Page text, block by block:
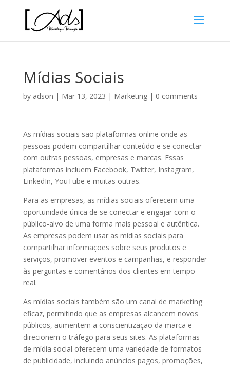
Mídias Sociais
by adson | Mar 13, 2023 | Marketing| 0 comments
As mídias sociais são plataformas online onde as
pessoas podem compartilhar conteúdo e se conectar
com outras pessoas, empresas e marcas. Essas
plataformas incluem Facebook, Twitter, Instagram,
LinkedIn, YouTube e muitas outras.
Para as empresas, as mídias sociais oferecem uma
oportunidade única de se conectar e engajar com o
público-alvo de uma forma mais pessoal e autêntica.
As empresas podem usar as mídias sociais para
compartilhar informações sobre seus produtos e
serviços, promover eventos e campanhas, e responder
às perguntas e comentários dos clientes em tempo
real.
As mídias sociais também são um canal de marketing
eficaz, permitindo que as empresas alcancem novos
públicos, aumentem a conscientização da marca e
direcionem o tráfego para seus sites. As plataformas
de mídia social oferecem uma variedade de formatos
de publicidade, incluindo anúncios pagos, promoções,